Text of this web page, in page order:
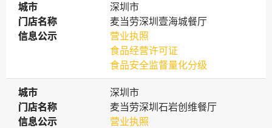
城市
城市
深圳市
门店名称
门店名称
麦当劳深圳壹海城餐厅
信息公示
信息公示
营业执照
食品经营许可证
食品安全监督量化分级
城市
城市
深圳市
门店名称
门店名称
麦当劳深圳石岩创维餐厅
信息公示
信息公示
营业执照